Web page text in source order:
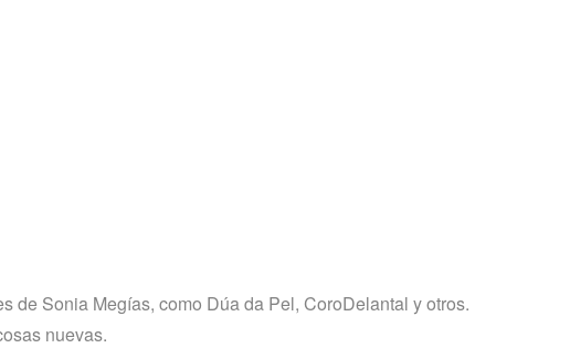
de Sonia Megías, como Dúa da Pel, CoroDelantal y otros.
nuevas.